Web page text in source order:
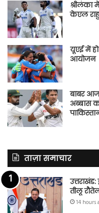
श्रीलंका
केएल
यूएई में
आयोजन
बाबर
अब्बास
ताज़ा समाचार
तीलू
14 hours